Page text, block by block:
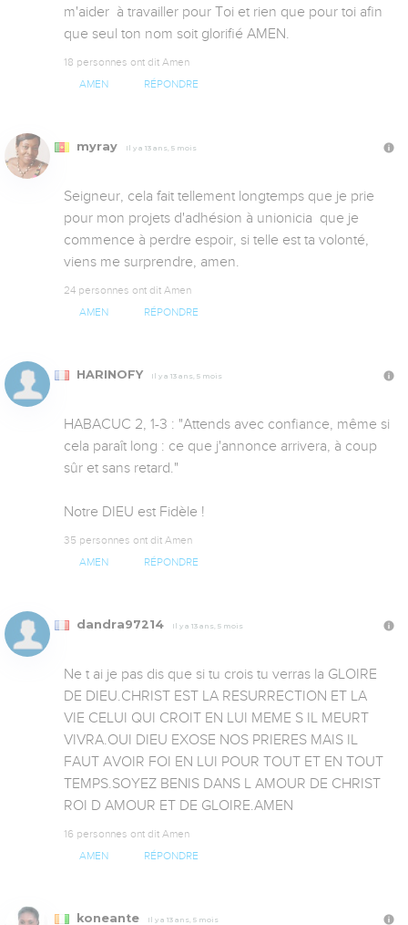
m'aider  à travailler pour Toi et rien que pour toi afin
que seul ton nom soit glorifié AMEN.
18 personnes ont dit Amen
AMEN RÉPONDRE
myray Il y a 13 ans, 5 mois
Seigneur, cela fait tellement longtemps que je prie
pour mon projets d'adhésion à unionicia  que je
commence à perdre espoir, si telle est ta volonté,
viens me surprendre, amen.
24 personnes ont dit Amen
AMEN RÉPONDRE
HARINOFY Il y a 13 ans, 5 mois
HABACUC 2, 1-3 : "Attends avec confiance, même si
cela paraît long : ce que j'annonce arrivera, à coup
sûr et sans retard."
Notre DIEU est Fidèle !
35 personnes ont dit Amen
AMEN RÉPONDRE
dandra97214 Il y a 13 ans, 5 mois
Ne t ai je pas dis que si tu crois tu verras la GLOIRE
DE DIEU.CHRIST EST LA RESURRECTION ET LA
VIE CELUI QUI CROIT EN LUI MEME S IL MEURT
VIVRA.OUI DIEU EXOSE NOS PRIERES MAIS IL
FAUT AVOIR FOI EN LUI POUR TOUT ET EN TOUT
TEMPS.SOYEZ BENIS DANS L AMOUR DE CHRIST
ROI D AMOUR ET DE GLOIRE.AMEN
16 personnes ont dit Amen
AMEN RÉPONDRE
koneante Il y a 13 ans, 5 mois